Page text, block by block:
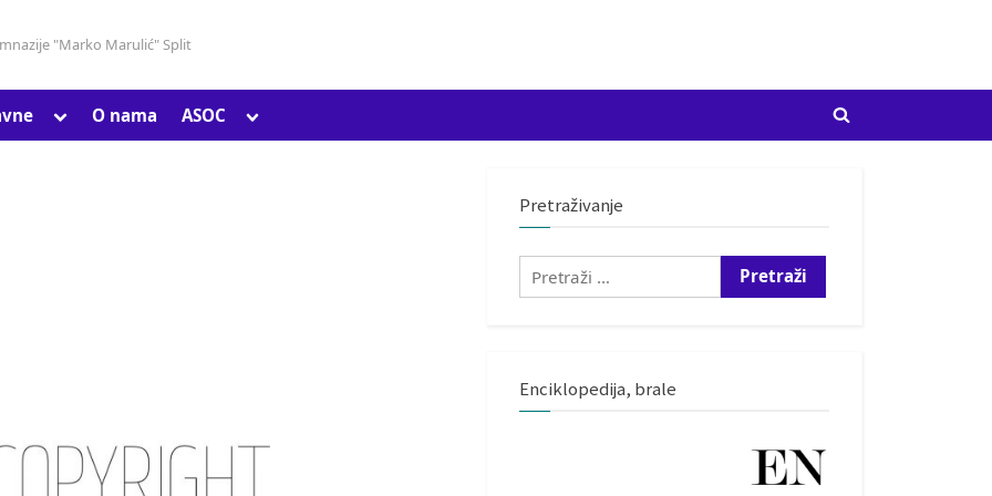
"Marko Marulić" Split
Toggle
Toggle
sub-
O nama ASOC
Toggle
sub-
Toggle
Pretraživanje
Pretraži:
Enciklopedija, brale